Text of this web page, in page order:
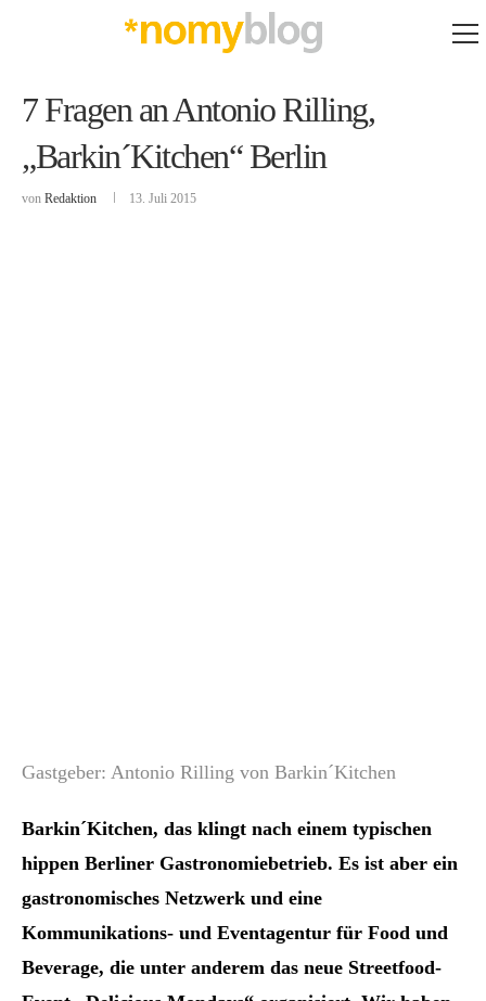
7 Fragen an Antonio Rilling,
„Barkin´Kitchen“ Berlin
von Redaktion 13. Juli 2015
Gastgeber: Antonio Rilling von Barkin´Kitchen
Barkin´Kitchen, das klingt nach einem typischen
hippen Berliner Gastronomiebetrieb. Es ist aber ein
gastronomisches Netzwerk und eine
Kommunikations- und Eventagentur für Food und
Beverage, die unter anderem das neue Streetfood-